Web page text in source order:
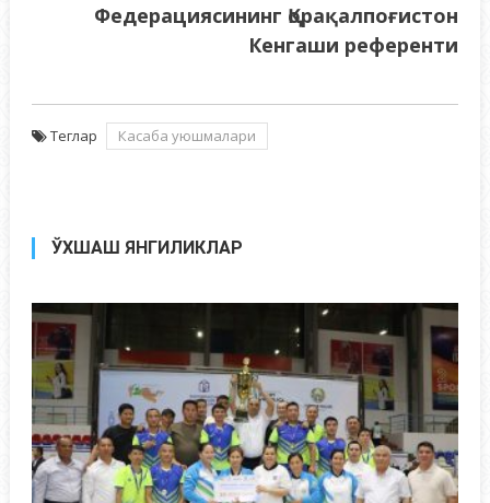
Федерациясининг Қорақалпоғистон
Кенгаши референти
Теглар Касаба уюшмалари
ЎХШАШ ЯНГИЛИКЛАР